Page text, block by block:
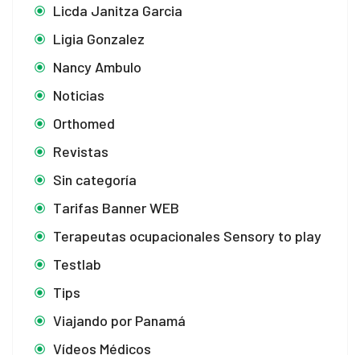
Licda Janitza Garcia
Ligia Gonzalez
Nancy Ambulo
Noticias
Orthomed
Revistas
Sin categoría
Tarifas Banner WEB
Terapeutas ocupacionales Sensory to play
Testlab
Tips
Viajando por Panamá
Vídeos Médicos